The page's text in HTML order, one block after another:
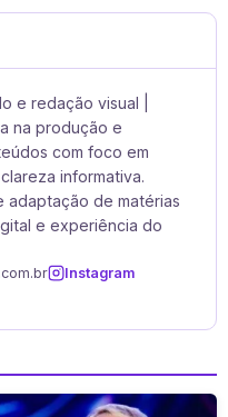
e redação visual |
na produção e
com foco em
informativa.
adaptação de matérias
e experiência do
Instagram